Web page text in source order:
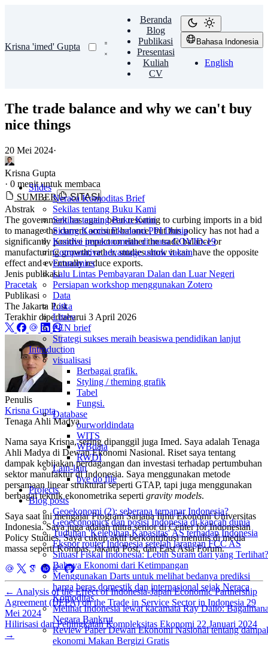
Krisna 'imed' Gupta
Beranda
Blog
Publikasi
Presentasi
Kuliah
CV
Bahasa Indonesia
English
Slides
Neraca Komoditas Brief
Sekilas tentang Buku Kami
Sekilas tentang Buku Kami
Sidang Komisi Ekonomi PPI Dunia
Kondisi perekonomian di masa COVID-19
Comparative advantage untuk vaksin
Economics
Lalu Lintas Pembayaran Dalan dan Luar Negeri
Persiapan workshop menggunakan Zotero
Data
Litka
Litrev
PEN brief
Strategi sukses meraih beasiswa pendidikan lanjut
Introduction
visualisasi
Berbagai grafik.
Styling / theming grafik
Tabel
Fungsi.
Database
ourworldindata
WITS
WBdata
RWDI
Lain-lain
bye do file
Projects
Blog posts
Geoekonomi (2): seberapa terpapar Indonesia?
Geoeconomics dan posisi Indonesia di kancah dunia
Tuduhan 'Kelebihan Kapasitas' AS terhadap Indonesia
Ekspor router Indonesia setelah larangan FCC AS
Situasi Fiskal Indonesia: Lebih Suram dari yang Terlihat?
Bahaya Ekonomi dari Ketimpangan
Menggunakan Darts untuk melihat bedanya prediksi
harga beras domestik dan internasional sejak Neraca
Komoditas
Melihat Indonesia lewat kacamata Ray Dalio:
Negara Bankrut
Review Paper Dewan Ekonomi Nasional tentang
ekonomi Makan Bergizi Gratis
The trade balance and why we can't buy
nice things
20 Mei 2024·
Krisna Gupta
· 0 menit untuk membaca
SUMBER
SITASI
Abstrak
The government has again been resorting to curbing imports in a bid
to manage the current account balance, but this policy has not had a
significantly positive impact on either the trade balance or
manufacturing growth; rather, studies show it can have the opposite
effect and eventually reduce exports.
Jenis publikasi
Pracetak
Publikasi
The Jakarta Post
Terakhir diperbaharui 3 April 2026
Penulis
Krisna Gupta
Tenaga Ahli Madya
Nama saya Krisna, sering dipanggil juga Imed. Saya adalah Tenaga
Ahli Madya di Dewan Ekonomi Nasional. Riset saya tentang
dampak kebijakan perdagangan dan investasi terhadap pertumbuhan
sektor manufaktur di Indonesia. Saya menggunakan metode
persamaan linear struktural seperti GTAP, tapi juga menggunakan
berbagai teknik ekonometrika seperti gravity models.
Saya saat ini mengajar Program Sarjana Ilmu Ekonomi Universitas
Indonesia. Saya juga adalah mitra senior di Center for Indonesian
Policy Studies. Saya cukup aktif berkontribusi menulis di media
massa seperti Kompas, Jakarta Post, dan East Asia Forum.
← Analysis of the Effect of Indonesia-Japan Economic Partnership
Agreement (IJEPA) on the Trade in Service Sector in Indonesia 29
Mei 2024
Hilirisasi dan Peningkatan Kompleksitas Ekonomi 22 Januari 2024
→